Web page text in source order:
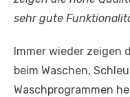
sehr gute
Immer wieder zeigen
beim Waschen,
Waschprogrammen